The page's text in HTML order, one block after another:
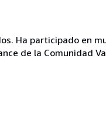
Ha participado en
de la Comunidad